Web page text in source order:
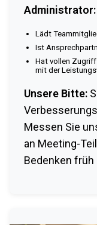
Administrator:
Lädt
Ist
Hat vollen
mit der
Unsere Bitte:
Messen Sie
an Meeting-
Bedenken früh